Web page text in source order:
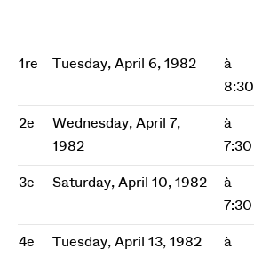
1re Tuesday, April 6, 1982
à
2e
Wednesday, April 7,
1982
à
7:30
3e Saturday, April 10, 1982
à
7:30
4e Tuesday, April 13, 1982
à